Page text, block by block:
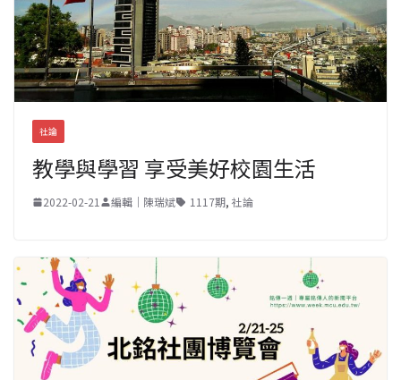
社論
教學與學習 享受美好校園生活
2022-02-21 編輯｜陳瑞斌 1117期, 社論